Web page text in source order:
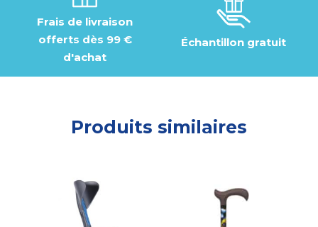
Frais de livraison
offerts dès 99 €
d'achat
Échantillon gratuit
Produits similaires